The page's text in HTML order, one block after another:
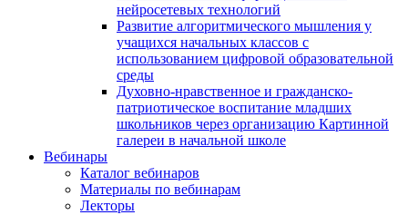
нейросетевых технологий
Развитие алгоритмического мышления у
учащихся начальных классов с
использованием цифровой образовательной
среды
Духовно-нравственное и гражданско-
патриотическое воспитание младших
школьников через организацию Картинной
галереи в начальной школе
Вебинары
Каталог вебинаров
Материалы по вебинарам
Лекторы